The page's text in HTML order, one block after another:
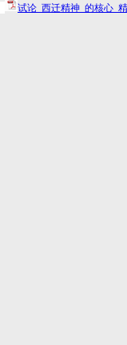
试论_西迁精神_的核心_